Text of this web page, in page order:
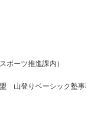
ツ推進課内）
山登りベーシック塾事